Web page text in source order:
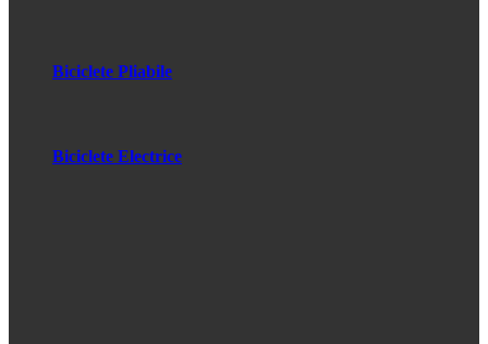
Biciclete Pliabile
Biciclete Electrice